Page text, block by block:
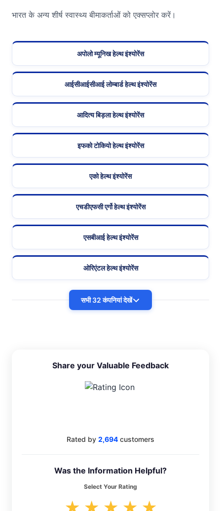
भारत के अन्य शीर्ष स्वास्थ्य बीमाकर्ताओं को एक्सप्लोर करें।
अपोलो म्यूनिख हेल्थ इंश्योरेंस
आईसीआईसीआई लोम्बार्ड हेल्थ इंश्योरेंस
आदित्य बिड़ला हेल्थ इंश्योरेंस
इफको टोकियो हेल्थ इंश्योरेंस
एको हेल्थ इंश्योरेंस
एचडीएफसी एर्गो हेल्थ इंश्योरेंस
एसबीआई हेल्थ इंश्योरेंस
ओरिएंटल हेल्थ इंश्योरेंस
सभी 32 कंपनियां देखें
Share your Valuable Feedback
Rated by 2,694 customers
Was the Information Helpful?
Select Your Rating